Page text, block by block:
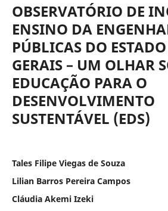
OBSERVATÓRIO DE
ENSINO DA
PÚBLICAS DO
GERAIS – UM OLHAR
EDUCAÇÃO PARA O
DESENVOLVIMENTO
SUSTENTÁVEL (EDS)
Tales Filipe Viegas de Souza
Lilian Barros Pereira Campos
Cláudia Akemi Izeki